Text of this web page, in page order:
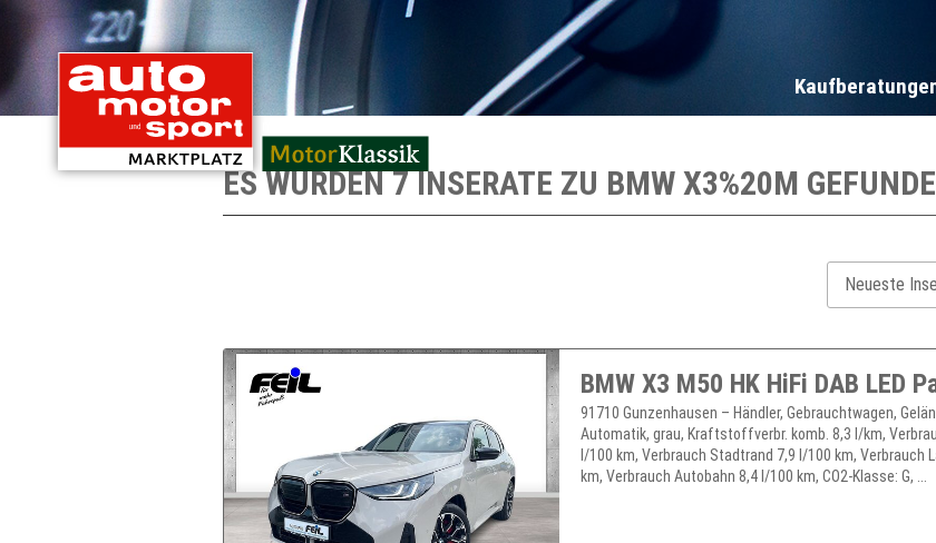
ES WURDEN 7 INSERATE ZU BMW X3%20M
91710 Gunzenhausen – Händler, Gebrauchtwagen,
Automatik, grau, Kraftstoffverbr. komb. 8,3 l/km,
l/100 km, Verbrauch Stadtrand 7,9 l/100 km, Verbrauch
km, Verbrauch Autobahn 8,4 l/100 km, CO2-Klasse: G, ...